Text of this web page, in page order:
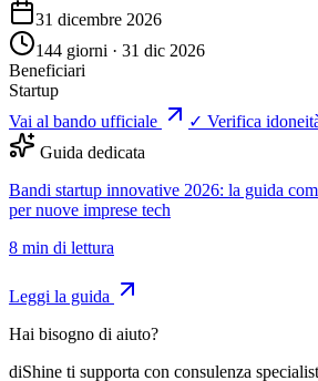
31 dicembre 2026
144 giorni · 31 dic 2026
Beneficiari
Startup
Vai al bando ufficiale
✓ Verifica
Guida dedicata
Bandi startup innovative 2026: la guida
per nuove imprese tech
8 min di lettura
Leggi la guida
Hai bisogno di aiuto?
diShine ti supporta con consulenza